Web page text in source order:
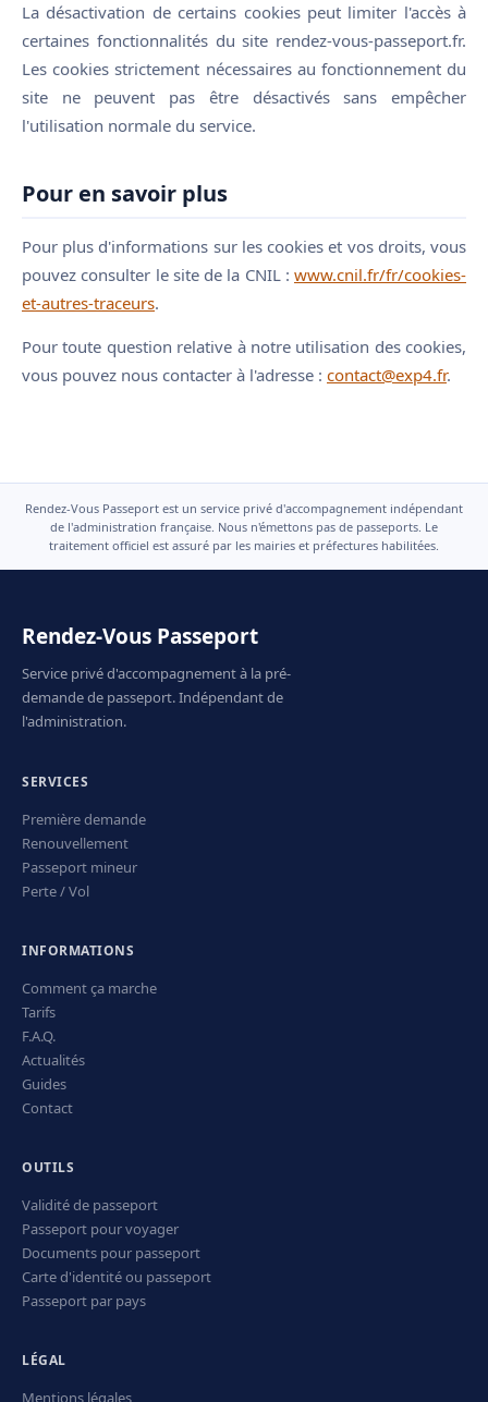
La désactivation de certains cookies peut limiter l'accès à
certaines fonctionnalités du site rendez-vous-passeport.fr.
Les cookies strictement nécessaires au fonctionnement du
site ne peuvent pas être désactivés sans empêcher
l'utilisation normale du service.
Pour en savoir plus
Pour plus d'informations sur les cookies et vos droits, vous
pouvez consulter le site de la CNIL : www.cnil.fr/fr/cookies-
et-autres-traceurs.
Pour toute question relative à notre utilisation des cookies,
vous pouvez nous contacter à l'adresse : contact@exp4.fr.
Rendez-Vous Passeport est un service privé d'accompagnement indépendant
de l'administration française. Nous n'émettons pas de passeports. Le
traitement officiel est assuré par les mairies et préfectures habilitées.
Rendez-Vous Passeport
Service privé d'accompagnement à la pré-
demande de passeport. Indépendant de
l'administration.
SERVICES
Première demande
Renouvellement
Passeport mineur
Perte / Vol
INFORMATIONS
Comment ça marche
Tarifs
F.A.Q.
Actualités
Guides
Contact
OUTILS
Validité de passeport
Passeport pour voyager
Documents pour passeport
Carte d'identité ou passeport
Passeport par pays
LÉGAL
Mentions légales